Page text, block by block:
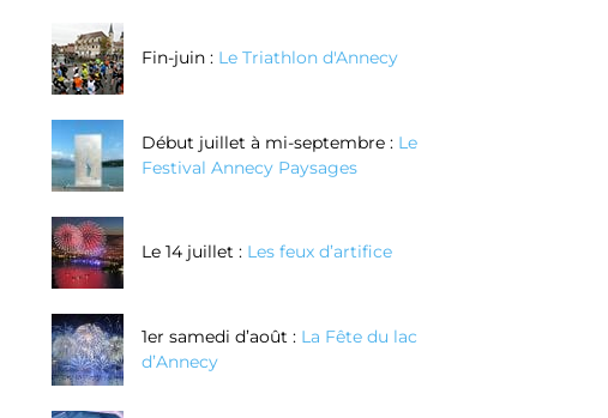
Fin-juin : Le Triathlon d'Annecy
Début juillet à mi-septembre : Le
Festival Annecy Paysages
Le 14 juillet : Les feux d’artifice
1er samedi d’août : La Fête du lac
d’Annecy